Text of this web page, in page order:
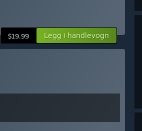
$19.99 Legg i handlevogn